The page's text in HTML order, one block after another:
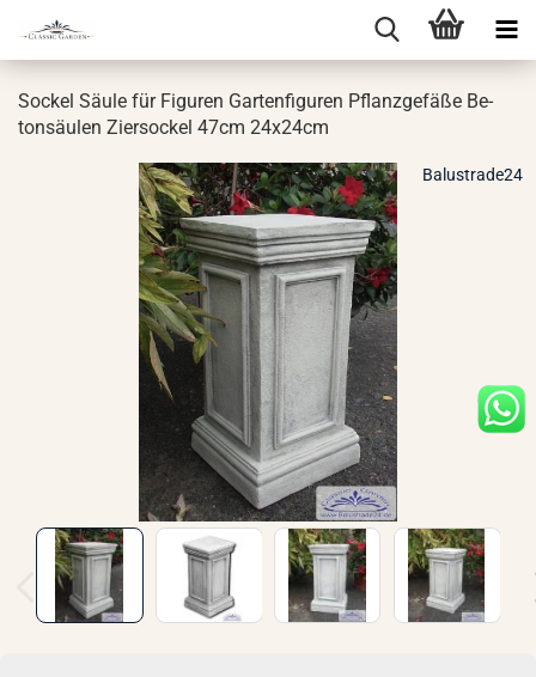
So­ckel Säule für Fi­gu­ren Gar­ten­fi­gu­ren Pflanz­ge­fä­ße Be­
ton­säu­len Zier­so­ckel 47cm 24x24cm
Balustrade24